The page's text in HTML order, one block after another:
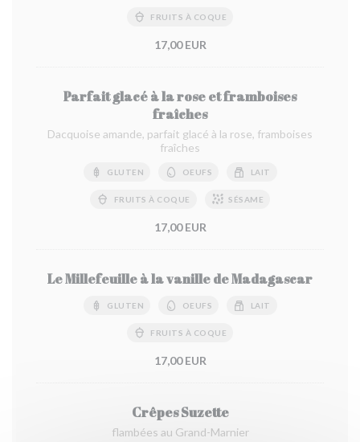
FRUITS À COQUE
17,00 EUR
Parfait glacé à la rose et framboises
fraîches
Dacquoise amande, parfait glacé à la rose, framboises
fraîches
GLUTEN OEUFS LAIT
FRUITS À COQUE SÉSAME
17,00 EUR
Le Millefeuille à la vanille de Madagascar
GLUTEN OEUFS LAIT
FRUITS À COQUE
17,00 EUR
Crêpes Suzette
flambées au Grand-Marnier